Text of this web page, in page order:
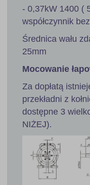
- 0,37kW 1400 (
współczynnik
Średnica wału
25mm
Mocowanie
Za dopłatą
przekładni z
dostępne 3
NIŻEJ).